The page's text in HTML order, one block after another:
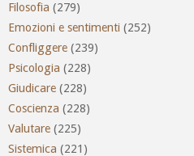
Filosofia (279)
Emozioni e sentimenti (252)
Confliggere (239)
Psicologia (228)
Giudicare (228)
Coscienza (228)
Valutare (225)
Sistemica (221)